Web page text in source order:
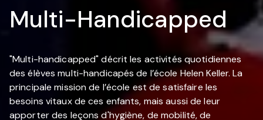
Multi-Handicapped
"Multi-handicapped" décrit les activités quotidiennes
des élèves multi-handicapés de l’école Helen Keller. La
principale mission de l’école est de satisfaire les
besoins vitaux de ces enfants, mais aussi de leur
apporter des leçons d'hygiène, de mobilité, de